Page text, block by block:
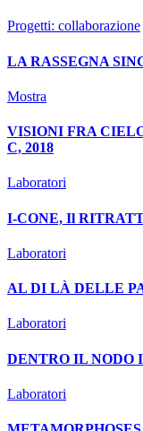
Progetti: collaborazione
LA RASSEGNA
Mostra
VISIONI FRA
C, 2018
Laboratori
I-CONE, Il
Laboratori
AL DI LÀ DELLE
Laboratori
DENTRO IL NODO
Laboratori